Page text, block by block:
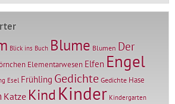
Blick ins Buch Blume Blumen Der
Elementarwesen Elfen Engel
Esel Frühling Gedichte Gedichte Hase
Katze KindKinder Kindergarten